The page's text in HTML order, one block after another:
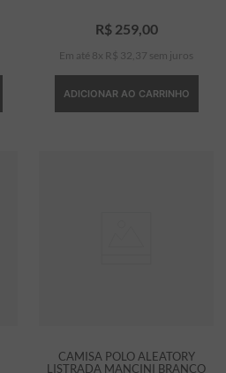
R$ 259, 00
Em até 8 x R$ 32 37 sem juros
ADICIONAR AO CARRINHO
CAMISA POLO ALEATORY
LISTRADA MANCINI BRANCO